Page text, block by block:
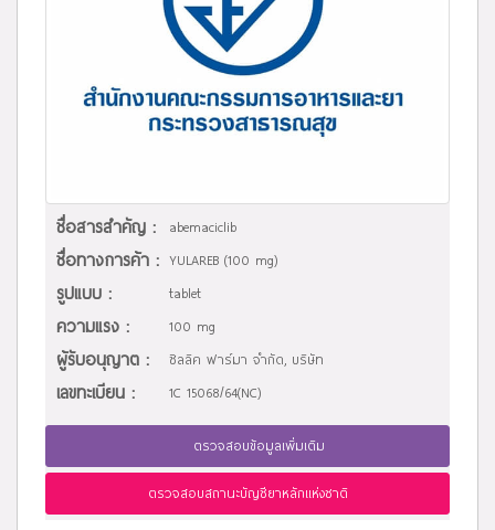
ชื่อสารสำคัญ : abemaciclib
ชื่อทางการค้า : YULAREB (100 mg)
รูปแบบ : tablet
ความแรง : 100 mg
ผู้รับอนุญาต : ซิลลิค ฟาร์มา จำกัด, บริษัท
เลขทะเบียน : 1C 15068/64(NC)
ตรวจสอบข้อมูลเพิ่มเติม
ตรวจสอบสถานะบัญชียาหลักแห่งชาติ